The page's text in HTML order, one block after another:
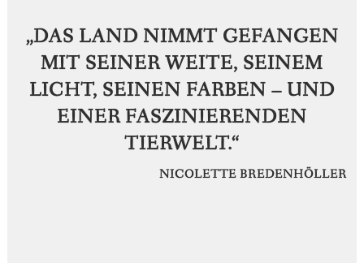
„DAS LAND NIMMT GEFANGEN
MIT SEINER WEITE, SEINEM
LICHT, SEINEN FARBEN – UND
EINER FASZINIERENDEN
TIERWELT.“
NICOLETTE BREDENHÖLLER